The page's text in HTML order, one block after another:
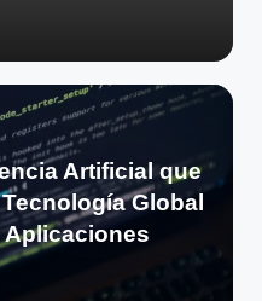
Artificial que
Global
Aplicaciones